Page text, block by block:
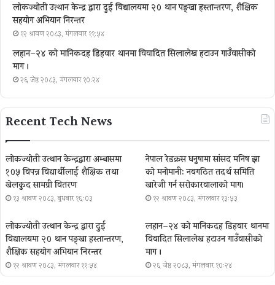
लोकज्योती उत्थान केन्द्र द्वारा दुई विद्यालयमा २० थान पङ्खा हस्तान्तरण, शैक्षिक
सहयोग अभियान निरन्तर
१२ श्रावण २०८३, मंगलवार ११:५४
लहान–२४ को मानिकदह डिहवार थानमा विवादित सिलालेख हटाउन गाउँवासीको
माग ।
२६ जेष्ठ २०८३, मंगलवार १०:२४
Recent Tech News
लोकज्योती उत्थान केन्द्रद्वारा अम्बासमा
१०५ विपन्न विद्यार्थीलाई शैक्षिक तथा
खेलकुद सामग्री वितरण
१३ श्रावण २०८३, बुधबार १६:०३
नेपाल रेडक्रस धनुषामा सांसद मनिष झा
को मनोमानी: नवगठित तदर्थ समिति
खारेजी गर्न सरोकारवालाको माग।
१२ श्रावण २०८३, मंगलवार १३:५३
लोकज्योती उत्थान केन्द्र द्वारा दुई
विद्यालयमा २० थान पङ्खा हस्तान्तरण,
शैक्षिक सहयोग अभियान निरन्तर
१२ श्रावण २०८३, मंगलवार ११:५४
लहान–२४ को मानिकदह डिहवार थानमा
विवादित सिलालेख हटाउन गाउँवासीको
माग ।
२६ जेष्ठ २०८३, मंगलवार १०:२४